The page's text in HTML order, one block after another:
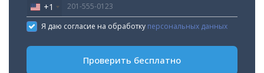
United
States
+1
+1
Я даю согласие на обработку персональных данных
Проверить бесплатно